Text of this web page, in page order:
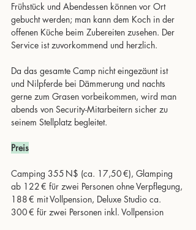
Frühstück und Abendessen können vor Ort
gebucht werden; man kann dem Koch in der
offenen Küche beim Zubereiten zusehen. Der
Service ist zuvorkommend und herzlich.
Da das gesamte Camp nicht eingezäunt ist
und Nilpferde bei Dämmerung und nachts
gerne zum Grasen vorbeikommen, wird man
abends von Security-Mitarbeitern sicher zu
seinem Stellplatz begleitet.
Preis
Camping 355 N$ (ca. 17,50 €), Glamping
ab 122 € für zwei Personen ohne Verpflegung,
188 € mit Vollpension, Deluxe Studio ca.
300 € für zwei Personen inkl. Vollpension